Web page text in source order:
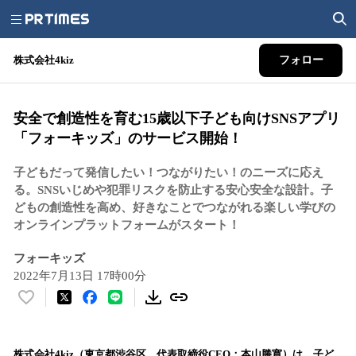
株式会社4kiz フォロー
安全で創造性を育む15歳以下子ども向けSNSアプリ
「フォーキッズ」のサービス開始！
子どもだって発信したい！つながりたい！のニーズに応え
る。SNSいじめや犯罪リスクを防止する安心安全な設計。子
どもの創造性を高め、好きなことでつながれる楽しい学びの
オンラインプラットフォームがスタート！
フォーキッズ
2022年7月13日 17時00分
い